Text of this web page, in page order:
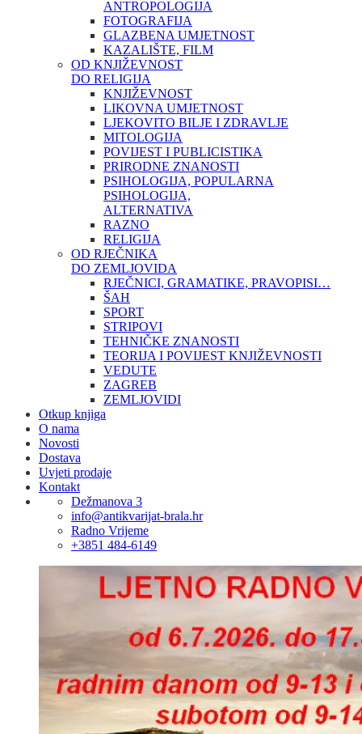
ANTROPOLOGIJA
FOTOGRAFIJA
GLAZBENA UMJETNOST
KAZALIŠTE, FILM
OD KNJIŽEVNOST
DO RELIGIJA
KNJIŽEVNOST
LIKOVNA UMJETNOST
LJEKOVITO BILJE I ZDRAVLJE
MITOLOGIJA
POVIJEST I PUBLICISTIKA
PRIRODNE ZNANOSTI
PSIHOLOGIJA, POPULARNA
PSIHOLOGIJA,
ALTERNATIVA
RAZNO
RELIGIJA
OD RJEČNIKA
DO ZEMLJOVIDA
RJEČNICI, GRAMATIKE, PRAVOPISI…
ŠAH
SPORT
STRIPOVI
TEHNIČKE ZNANOSTI
TEORIJA I POVIJEST KNJIŽEVNOSTI
VEDUTE
ZAGREB
ZEMLJOVIDI
Otkup knjiga
O nama
Novosti
Dostava
Uvjeti prodaje
Kontakt
Dežmanova 3
info@antikvarijat-brala.hr
Radno Vrijeme
+3851 484-6149